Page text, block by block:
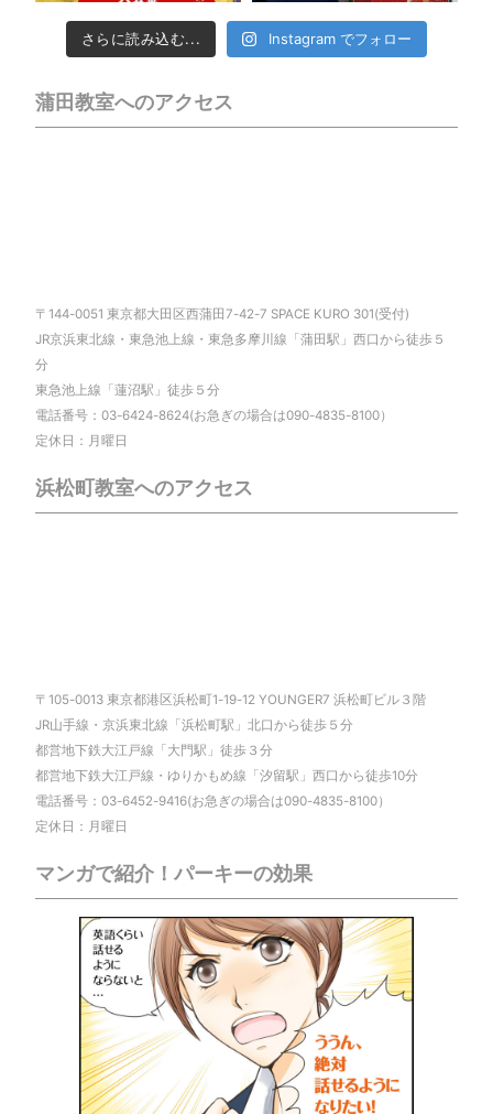
さらに読み込む... Instagram でフォロー
蒲田教室へのアクセス
〒144-0051 東京都大田区西蒲田7-42-7 SPACE KURO 301(受付)
JR京浜東北線・東急池上線・東急多摩川線「蒲田駅」西口から徒歩５
分
東急池上線「蓮沼駅」徒歩５分
電話番号：03-6424-8624(お急ぎの場合は090-4835-8100）
定休日：月曜日
浜松町教室へのアクセス
〒105-0013 東京都港区浜松町1-19-12 YOUNGER7 浜松町ビル３階
JR山手線・京浜東北線「浜松町駅」北口から徒歩５分
都営地下鉄大江戸線「大門駅」徒歩３分
都営地下鉄大江戸線・ゆりかもめ線「汐留駅」西口から徒歩10分
電話番号：03-6452-9416(お急ぎの場合は090-4835-8100）
定休日：月曜日
マンガで紹介！パーキーの効果